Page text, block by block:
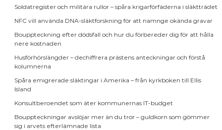
Soldatregister och militära rullor – spåra krigarförfäderna i släktträdet
NFC vill använda DNA-släktforskning för att namnge okända gravar
Bouppteckning efter dödsfall och hur du förbereder dig för att hålla
nere kostnaden
Husförhörslängder – dechiffrera prästens anteckningar och förstå
kolumnerna
Spåra emigrerade släktingar i Amerika – från kyrkboken till Ellis
Island
Konsultberoendet som äter kommunernas IT-budget
Bouppteckningar avslöjar mer än du tror – guldkorn som gömmer
sig i arvets efterlämnade lista